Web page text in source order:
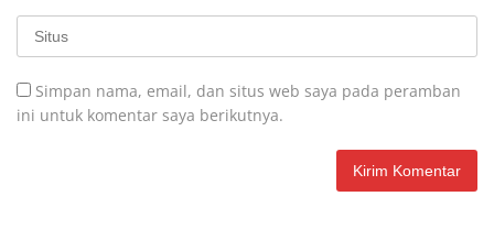
Simpan nama, email, dan situs web saya pada peramban
ini untuk komentar saya berikutnya.